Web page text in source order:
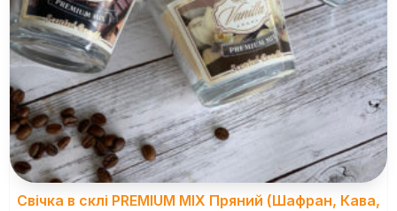
Свічка в склі PREMIUM MIX Пряний (Шафран, Кава,